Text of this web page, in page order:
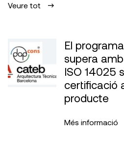
Veure tot
El
supera
ISO 14025
certificació
producte
Més informació